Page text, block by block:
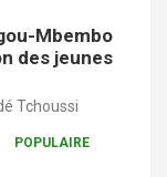
Mbembo
des jeunes
Tchoussi
POPULAIRE